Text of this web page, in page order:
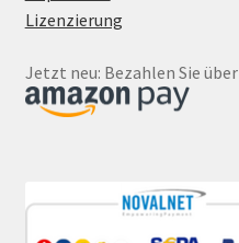
Lizenzierung
Jetzt neu: Bezahlen Sie über